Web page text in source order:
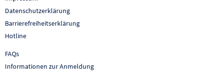
Datenschutzerklärung
Barrierefreiheitserklärung
Hotline
FAQs
Informationen zur Anmeldung